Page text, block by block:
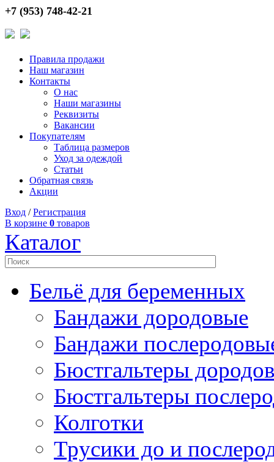
+7 (953) 748-42-21
Правила продажи
Наш магазин
Контакты
О нас
Наши магазины
Реквизиты
Вакансии
Покупателям
Таблица размеров
Уход за одеждой
Статьи
Обратная связь
Акции
Вход /Регистрация
В корзине 0 товаров
Каталог
Бельё для беременных
Бандажи дородовые
Бандажи
Бюстгальтеры
Бюстгальтеры
Колготки
Трусики до и